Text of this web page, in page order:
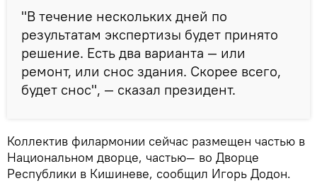
"В течение нескольких дней по
результатам экспертизы будет принято
решение. Есть два варианта — или
ремонт, или снос здания. Скорее всего,
будет снос", — сказал президент.
Коллектив филармонии сейчас размещен частью в
Национальном дворце, частью— во Дворце
Республики в Кишиневе, сообщил Игорь Додон.